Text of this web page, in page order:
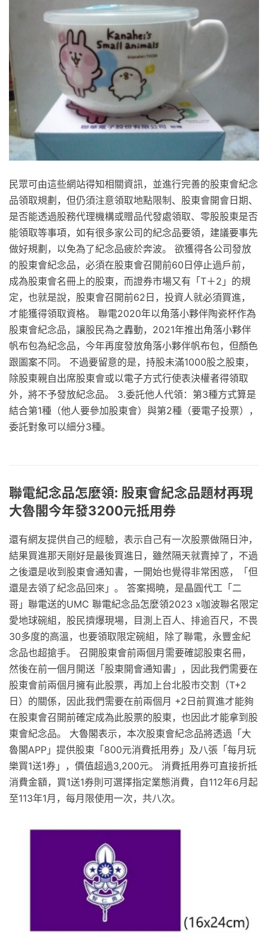
民眾可由這些網站得知相關資訊，並進行完善的股東會紀念
品領取規劃，但仍須注意領取地點限制、股東會開會日期、
是否能透過股務代理機構或贈品代發處領取、零股股東是否
能領取等事項，如有很多家公司的紀念品要領，建議要事先
做好規劃，以免為了紀念品疲於奔波。 欲獲得各公司發放
的股東會紀念品，必須在股東會召開前60日停止過戶前，
成為股東會名冊上的股東，而證券市場又有「T＋2」的規
定，也就是說，股東會召開前62日，投資人就必須買進，
才能獲得領取資格。 聯電2020年以角落小夥伴陶瓷杯作為
股東會紀念品，讓股民為之轟動，2021年推出角落小夥伴
帆布包為紀念品，今年再度發放角落小夥伴帆布包，但顏色
跟圖案不同。 不過要留意的是，持股未滿1000股之股東，
除股東親自出席股東會或以電子方式行使表決權者得領取
外，將不予發放紀念品。 3.委託他人代領：第3種方式算是
結合第1種（他人要參加股東會）與第2種（要電子投票），
委託對象可以細分3種。
聯電紀念品怎麼領: 股東會紀念品題材再現
大魯閣今年發3200元抵用券
還有網友提供自己的經驗，表示自己有一次股票做隔日沖，
結果買進那天剛好是最後買進日，雖然隔天就賣掉了，不過
之後還是收到股東會通知書，一開始也覺得非常困惑，「但
還是去領了紀念品回來」。 答案揭曉，是晶圓代工「二
哥」聯電送的UMC 聯電紀念品怎麼領2023 x咖波聯名限定
愛地球碗組，股民擠爆現場，目測上百人、排逾百尺，不畏
30多度的高溫，也要領取限定碗組，除了聯電，永豐金紀
念品也超搶手。 召開股東會前兩個月需要確認股東名冊，
然後在前一個月開送「股東開會通知書」，因此我們需要在
股東會前兩個月擁有此股票，再加上台北股市交割（T+2
日）的關係，因此我們需要在前兩個月 +2日前買進才能夠
在股東會召開前確定成為此股票的股東，也因此才能拿到股
東會紀念品。 大魯閣表示，本次股東會紀念品將透過「大
魯閣APP」提供股東「800元消費抵用券」及八張「每月玩
樂買1送1券」，價值超過3,200元。 消費抵用券可直接折抵
消費金額，買1送1券則可選擇指定業態消費，自112年6月起
至113年1月，每月限使用一次，共八次。